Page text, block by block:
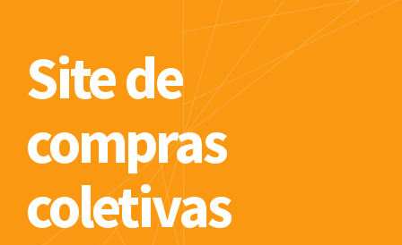
Site de
compras
coletivas